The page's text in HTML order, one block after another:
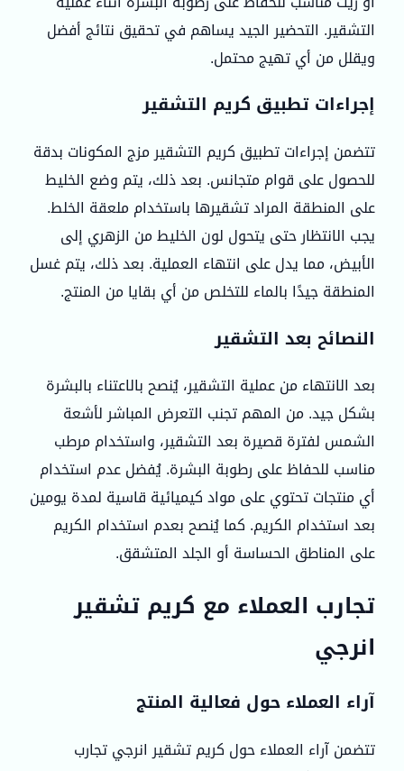
التشقير. التحضير الجيد يساهم في تحقيق نتائج أفضل
ويقلل من أي تهيج محتمل.
إجراءات تطبيق كريم التشقير
تتضمن إجراءات تطبيق كريم التشقير مزج المكونات بدقة
للحصول على قوام متجانس. بعد ذلك، يتم وضع الخليط
على المنطقة المراد تشقيرها باستخدام ملعقة الخلط.
يجب الانتظار حتى يتحول لون الخليط من الزهري إلى
الأبيض، مما يدل على انتهاء العملية. بعد ذلك، يتم غسل
المنطقة جيدًا بالماء للتخلص من أي بقايا من المنتج.
النصائح بعد التشقير
بعد الانتهاء من عملية التشقير، يُنصح بالاعتناء بالبشرة
بشكل جيد. من المهم تجنب التعرض المباشر لأشعة
الشمس لفترة قصيرة بعد التشقير، واستخدام مرطب
مناسب للحفاظ على رطوبة البشرة. يُفضل عدم استخدام
أي منتجات تحتوي على مواد كيميائية قاسية لمدة يومين
بعد استخدام الكريم. كما يُنصح بعدم استخدام الكريم
على المناطق الحساسة أو الجلد المتشقق.
تجارب العملاء مع كريم تشقير
انرجي
آراء العملاء حول فعالية المنتج
تتضمن آراء العملاء حول كريم تشقير انرجي تجارب